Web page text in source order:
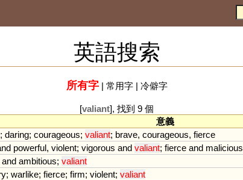
英語搜索
所有字| 常用字| 冷僻字
[valiant], 找到 9 個
意義
; daring; courageous; valiant; brave, courageous, fierce
powerful, violent; vigorous and valiant; fierce and malicious
and ambitious; valiant
; warlike; fierce; firm; violent; valiant